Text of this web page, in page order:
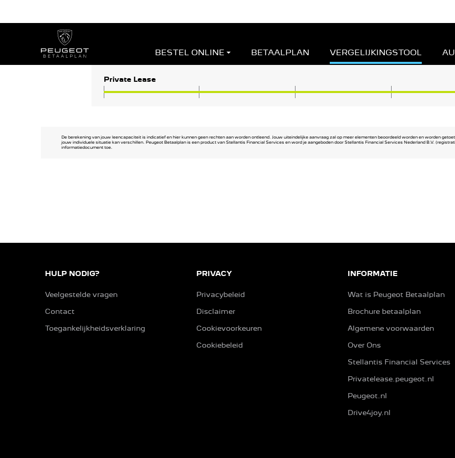
BESTEL ONLINE BETAALPLAN VERGELIJKINGSTOOL
Private Lease
De berekening van jouw leencapaciteit is indicatief en hier kunnen geen rechten aan worden ontleend. Jouw uiteindelijke aanvraag zal op meer elementen beoordeeld worden en worden
jouw individuele situatie kan verschillen. Peugeot Betaalplan is een product van Stellantis Financial Services en word je aangeboden door Stellantis Financial Services Nederland B.V.
informatiedocument toe.
HULP NODIG?
Veelgestelde vragen
Contact
Toegankelijkheidsverklaring
PRIVACY
Privacybeleid
Disclaimer
Cookievoorkeuren
Cookiebeleid
INFORMATIE
Wat is Peugeot Betaalplan
Brochure betaalplan
Algemene voorwaarden
Over Ons
Stellantis Financial Services
Privatelease.peugeot.nl
Peugeot.nl
Drive4joy.nl